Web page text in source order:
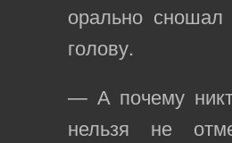
орально
голову.
— А почему
нельзя не